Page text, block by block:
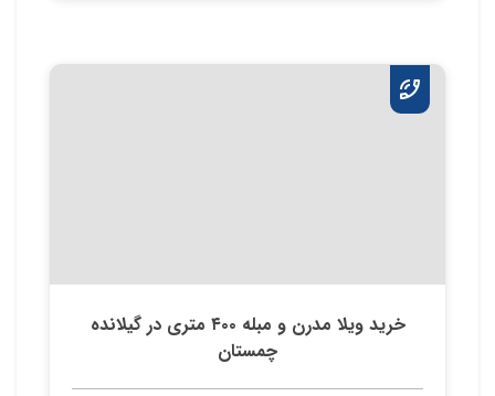
خرید ویلا مدرن و مبله ۴۰۰ متری در گیلانده
چمستان